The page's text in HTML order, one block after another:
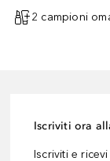
2 campioni
Iscriviti ora
Iscriviti e